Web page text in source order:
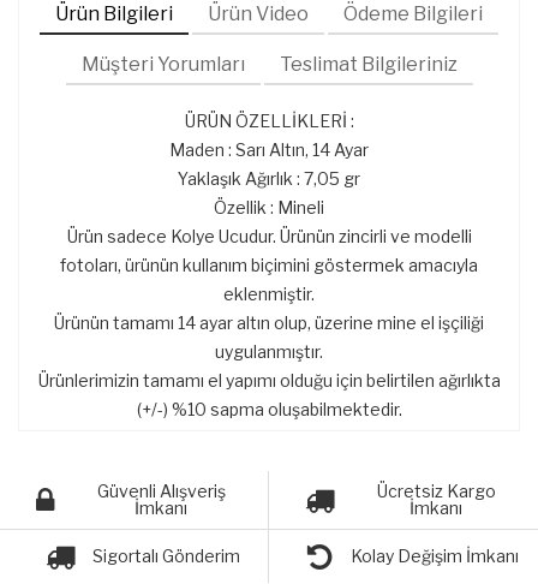
Ürün Bilgileri Ürün Video Ödeme Bilgileri
Müşteri Yorumları Teslimat Bilgileriniz
ÜRÜN ÖZELLİKLERİ :
Maden : Sarı Altın, 14 Ayar
Yaklaşık Ağırlık : 7,05 gr
Özellik : Mineli
Ürün sadece Kolye Ucudur. Ürünün zincirli ve modelli
fotoları, ürünün kullanım biçimini göstermek amacıyla
eklenmiştir.
Ürünün tamamı 14 ayar altın olup, üzerine mine el işçiliği
uygulanmıştır.
Ürünlerimizin tamamı el yapımı olduğu için belirtilen ağırlıkta
(+/-) %10 sapma oluşabilmektedir.
Güvenli Alışveriş
İmkanı
Ücretsiz Kargo
İmkanı
Sigortalı Gönderim Kolay Değişim İmkanı